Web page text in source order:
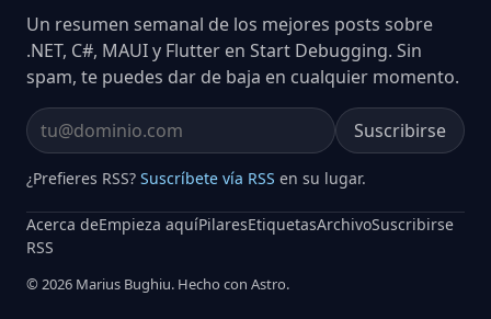
Un resumen semanal de los mejores posts sobre
.NET, C#, MAUI y Flutter en Start Debugging. Sin
spam, te puedes dar de baja en cualquier momento.
Email address Suscribirse
¿Prefieres RSS? Suscríbete vía RSS en su lugar.
Acerca deEmpieza aquíPilaresEtiquetasArchivoSuscribirse
RSS
© 2026 Marius Bughiu. Hecho con Astro.